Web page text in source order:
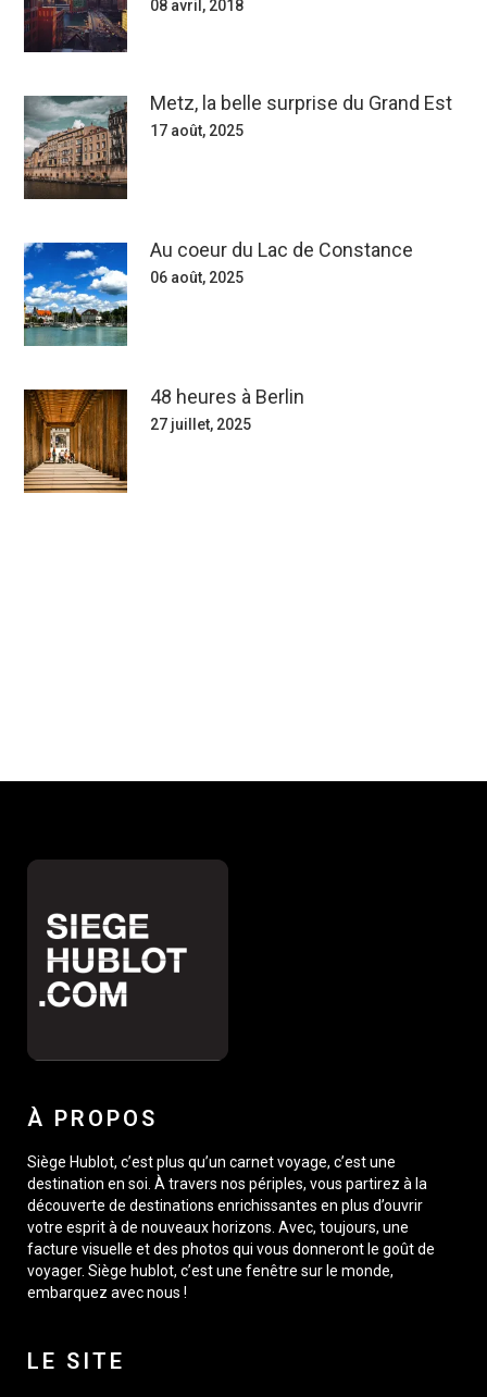
08 avril, 2018
Metz, la belle surprise du Grand Est
17 août, 2025
Au coeur du Lac de Constance
06 août, 2025
48 heures à Berlin
27 juillet, 2025
À PROPOS
Siège Hublot, c’est plus qu’un carnet voyage, c’est une
destination en soi. À travers nos périples, vous partirez à la
découverte de destinations enrichissantes en plus d’ouvrir
votre esprit à de nouveaux horizons. Avec, toujours, une
facture visuelle et des photos qui vous donneront le goût de
voyager. Siège hublot, c’est une fenêtre sur le monde,
embarquez avec nous !
LE SITE